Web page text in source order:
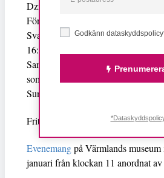
Dzieciolowska och Erika Bergkvist
Föreläsning Antisemitism i historia
Svartvik
16:00 | Domkyrkan Karlstad
Samtal mellan Jesper Svartvik och
som kvotflykting till Sverige 1939,
Sundstagymnasiets estetklasser
Fritt inträde på alla dagens
Evenemangpå Värmlands
januari från klockan 11 anordnat
Godkänn